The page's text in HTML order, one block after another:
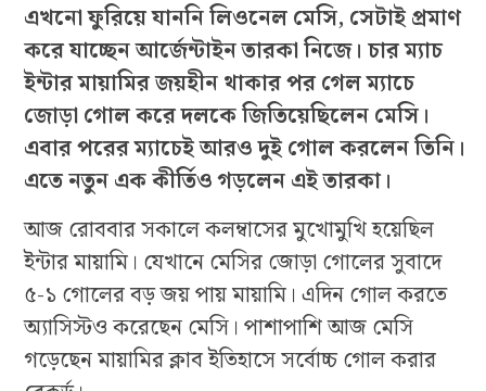
এখনো ফুরিয়ে যাননি লিওনেল মেসি, সেটাই প্রমাণ
করে যাচ্ছেন আর্জেন্টাইন তারকা নিজে। চার ম্যাচ
ইন্টার মায়ামির জয়হীন থাকার পর গেল ম্যাচে
জোড়া গোল করে দলকে জিতিয়েছিলেন মেসি।
এবার পরের ম্যাচেই আরও দুই গোল করলেন তিনি।
এতে নতুন এক কীর্তিও গড়লেন এই তারকা।
আজ রোববার সকালে কলম্বাসের মুখোমুখি হয়েছিল
ইন্টার মায়ামি। যেখানে মেসির জোড়া গোলের সুবাদে
৫-১ গোলের বড় জয় পায় মায়ামি। এদিন গোল করতে
অ্যাসিস্টও করেছেন মেসি। পাশাপাশি আজ মেসি
গড়েছেন মায়ামির ক্লাব ইতিহাসে সর্বোচ্চ গোল করার